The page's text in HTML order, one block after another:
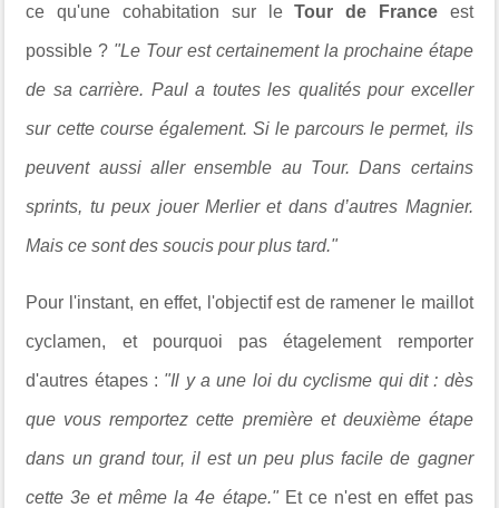
ce qu'une cohabitation sur leTour de France est
possible ? "Le Tour est certainement la prochaine étape
de sa carrière. Paul a toutes les qualités pour exceller
sur cette course également. Si le parcours le permet, ils
peuvent aussi aller ensemble au Tour. Dans certains
sprints, tu peux jouer Merlier et dans d’autres Magnier.
Mais ce sont des soucis pour plus tard."
Pour l'instant, en effet, l'objectif est de ramener le maillot
cyclamen, et pourquoi pas étagelement remporter
d'autres étapes : "Il y a une loi du cyclisme qui dit : dès
que vous remportez cette première et deuxième étape
dans un grand tour, il est un peu plus facile de gagner
cette 3e et même la 4e étape." Et ce n'est en effet pas